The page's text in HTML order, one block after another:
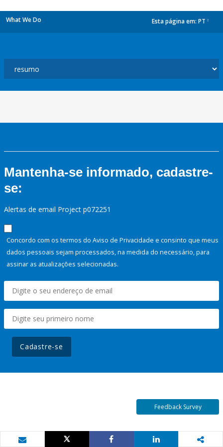
What We Do Esta página em: PT
Mantenha-se informado, cadastre-
se:
Alertas de email Project p072251
Concordo com os termos do Aviso de Privacidade e consinto que meus
dados pessoais sejam processados, na medida do necessário, para
assinar as atualizações selecionadas.
Cadastre-se
Feedback Survey